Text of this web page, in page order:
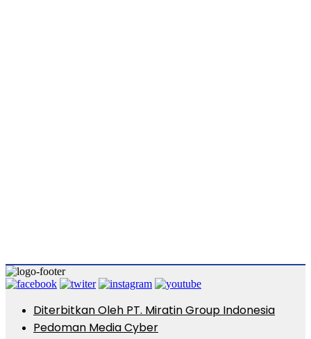
Diterbitkan Oleh PT. Miratin Group Indonesia
Pedoman Media Cyber